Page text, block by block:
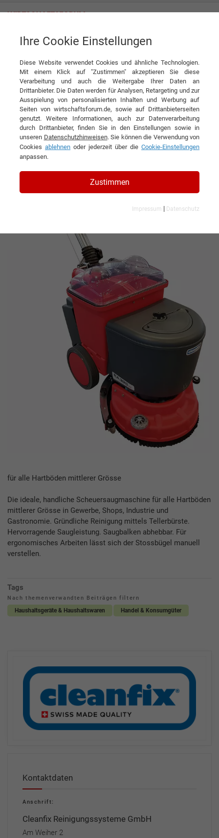
Cleanfix Reinigungssysteme GmbH
Produkt Cleanfix Reinigungssysteme GmbH
DIESEN ARTIKEL EMPFEHLEN
CLEANFIX RA395 IBC
Scheuersaugmaschine
für alle Hartböden mittlerer Grösse
Die ideale, handliche Scheuersaugmaschine für alle Hartböden
mittlerer Grösse in Gewerbe, Shops, Industrie und
Gastronomie. Gründliche Reinigung mittels Tellerbürste.
Hervorragende Saugleistung. Saugbalken abhebbar. Für
ergonomisches Arbeiten lässt sich der Stossbügel manuell
verstellen.
Tags
Nach themenverwandten Beiträgen filtern
Haushaltsgeräte & Haushaltswaren Handel & Konsumgüter
Kontaktdaten
Anschrift:
Cleanfix Reinigungssysteme GmbH
Am Weiher 2
Ihre Cookie Einstellungen
Diese Website verwendet Cookies und ähnliche Technologien.
Mit einem Klick auf "Zustimmen" akzeptieren Sie diese
Verarbeitung und auch die Weitergabe Ihrer Daten an
Drittanbieter. Die Daten werden für Analysen, Retargeting und zur
Ausspielung von personalisierten Inhalten und Werbung auf
Seiten von wirtschaftsforum.de, sowie auf Drittanbieterseiten
genutzt. Weitere Informationen, auch zur Datenverarbeitung
durch Drittanbieter, finden Sie in den Einstellungen sowie in
unseren Datenschutzhinweisen. Sie können die Verwendung von
Cookies ablehnen oder jederzeit über die Cookie-Einstellungen
anpassen.
Zustimmen
Impressum | Datenschutz